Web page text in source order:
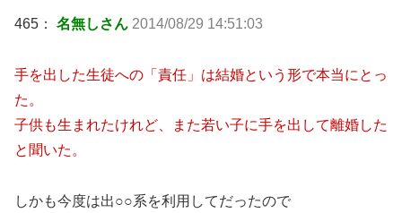
465： 名無しさん 2014/08/29 14:51:03
手を出した生徒への「責任」は結婚という形で本当にとっ
た。
子供も生まれたけれど、また若い子に手を出して離婚した
と聞いた。
しかも今度は出○○系を利用してだったので